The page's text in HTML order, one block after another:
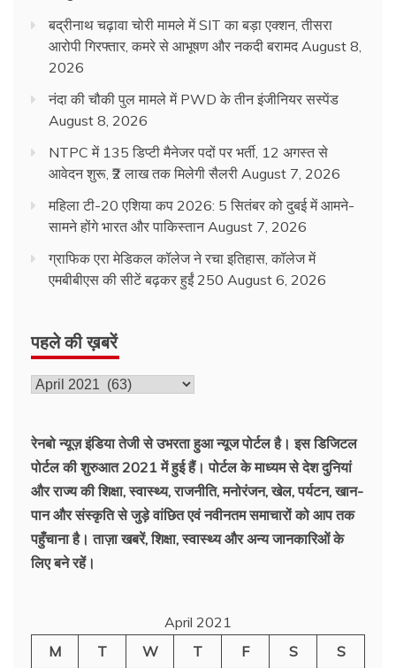
बद्रीनाथ चढ़ावा चोरी मामले में SIT का बड़ा एक्शन, तीसरा
आरोपी गिरफ्तार, कमरे से आभूषण और नकदी बरामद August 8,
2026
नंदा की चौकी पुल मामले में PWD के तीन इंजीनियर सस्पेंड
August 8, 2026
NTPC में 135 डिप्टी मैनेजर पदों पर भर्ती, 12 अगस्त से
आवेदन शुरू, ₹2 लाख तक मिलेगी सैलरी August 7, 2026
महिला टी-20 एशिया कप 2026: 5 सितंबर को दुबई में आमने-
सामने होंगे भारत और पाकिस्तान August 7, 2026
ग्राफिक एरा मेडिकल कॉलेज ने रचा इतिहास, कॉलेज में
एमबीबीएस की सीटें बढ़कर हुईं 250 August 6, 2026
पहले की ख़बरें
पहले
रेनबो न्यूज़ इंडिया तेजी से उभरता हुआ न्‍यूज पोर्टल है। इस डिजिटल
पोर्टल की शुरुआत 2021 में हुई हैं। पोर्टल के माध्यम से देश दुनियां
और राज्य की शिक्षा, स्वास्थ्य, राजनीति, मनोरंजन, खेल, पर्यटन, खान-
पान और संस्कृति से जुड़े वांछित एवं नवीनतम समाचारों को आप तक
पहुँचाना है। ताज़ा खबरें, शिक्षा, स्वास्थ्य और अन्य जानकारिओं के
लिए बने रहें।
April 2021
M
T W T F S
S